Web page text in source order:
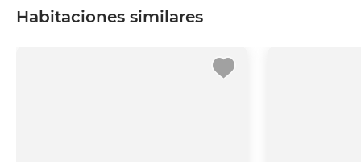
Habitaciones similares